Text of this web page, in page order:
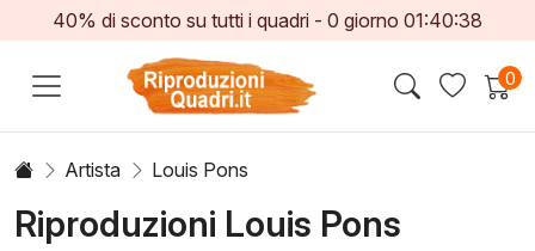
40% di sconto su tutti i quadri - 0 giorno 01:40:37
0
Artista Louis Pons
Riproduzioni Louis Pons